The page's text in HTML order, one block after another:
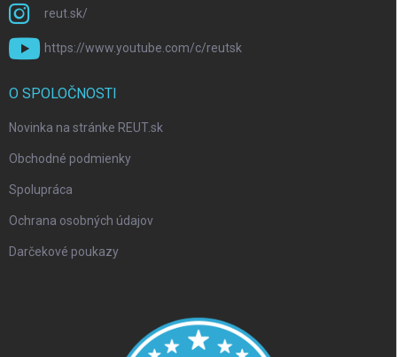
reut.sk/
https://www.youtube.com/c/reutsk
O SPOLOČNOSTI
Novinka na stránke REUT.sk
Obchodné podmienky
Spolupráca
Ochrana osobných údajov
Darčekové poukazy